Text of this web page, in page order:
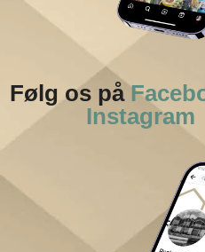
Følg os på
Instagram